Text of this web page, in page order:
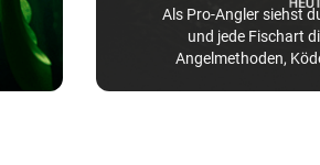
Als Pro-Angler siehst
und jede Fischart
Angelmethoden,